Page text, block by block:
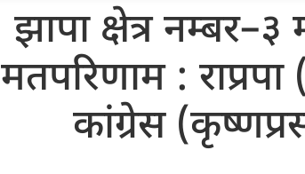
झापा क्षेत्र
मतपरिणाम :
कांग्रेस